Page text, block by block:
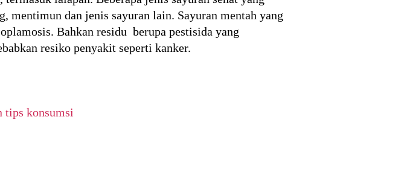
mentimun dan jenis sayuran lain. Sayuran mentah yang
Bahkan residu berupa pestisida yang
resiko penyakit seperti kanker.
tips konsumsi